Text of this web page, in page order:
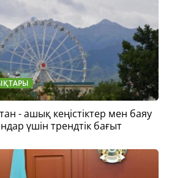
- ашық кеңістіктер мен баяу
үшін трендтік бағыт